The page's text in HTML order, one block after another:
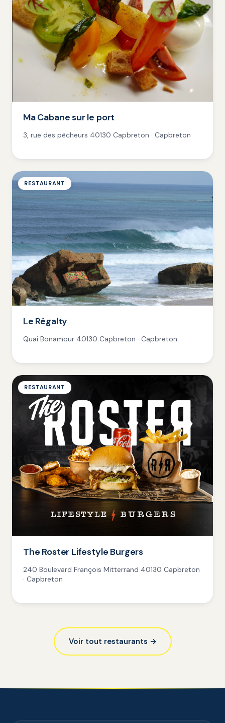
Ma Cabane sur le port
3, rue des pêcheurs 40130 Capbreton · Capbreton
RESTAURANT
Le Régalty
Quai Bonamour 40130 Capbreton · Capbreton
RESTAURANT
The Roster Lifestyle Burgers
240 Boulevard François Mitterrand 40130 Capbreton
· Capbreton
Voir tout restaurants →